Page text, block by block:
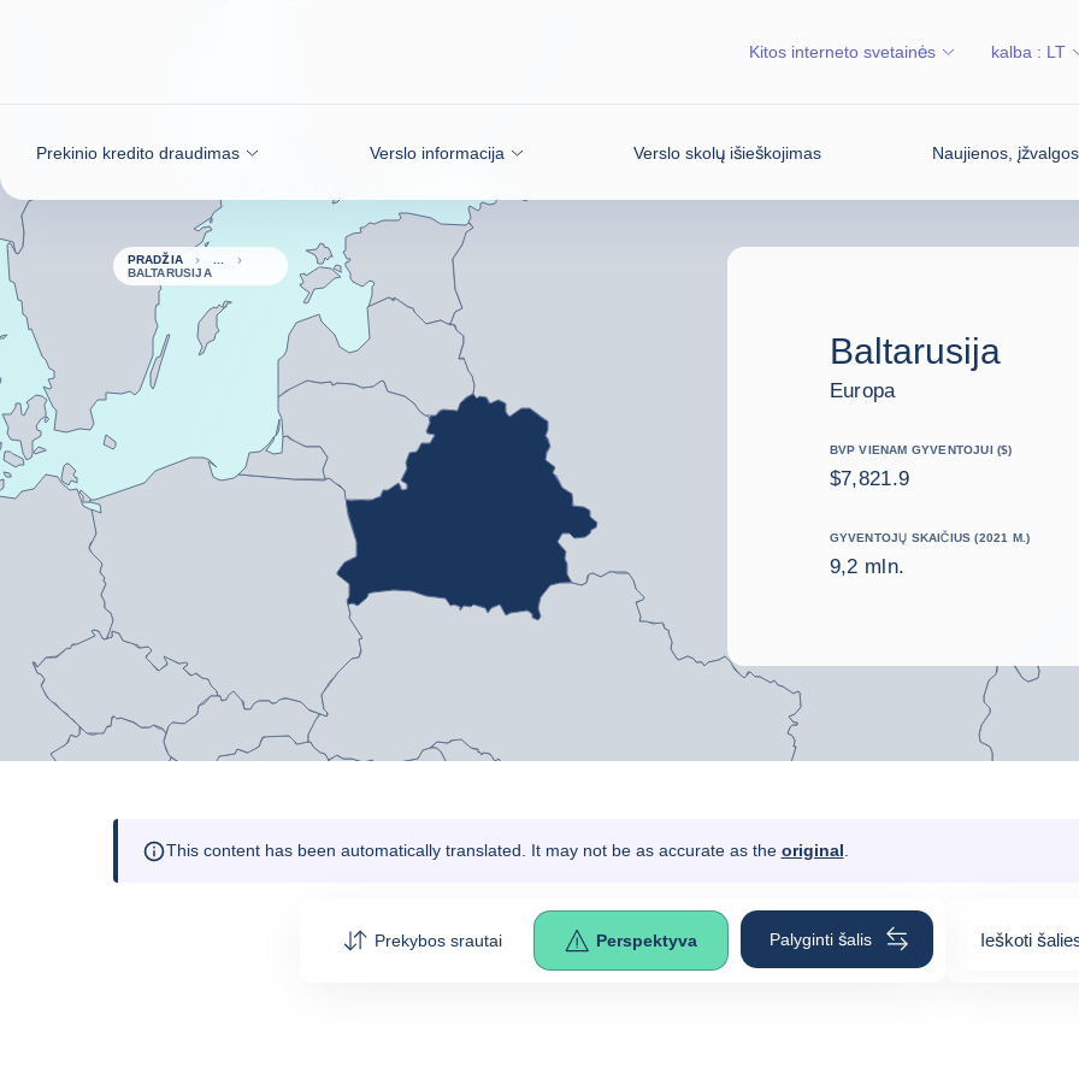
Prekinio kredito draudimas Verslo informacija Verslo skolų išieškojimas Naujienos,
Kitos interneto svetainės kalba : LT
PRADŽIA
BALTARUSIJA
Baltarusija
Europa
BVP VIENAM GYVENTOJUI ($)
$7,821.9
GYVENTOJŲ SKAIČIUS (2021 M.)
9,2 mln.
This content has been automatically translated. It may not be as accurate as the original
Prekybos srautai Perspektyva Palyginti šalis Ieškoti